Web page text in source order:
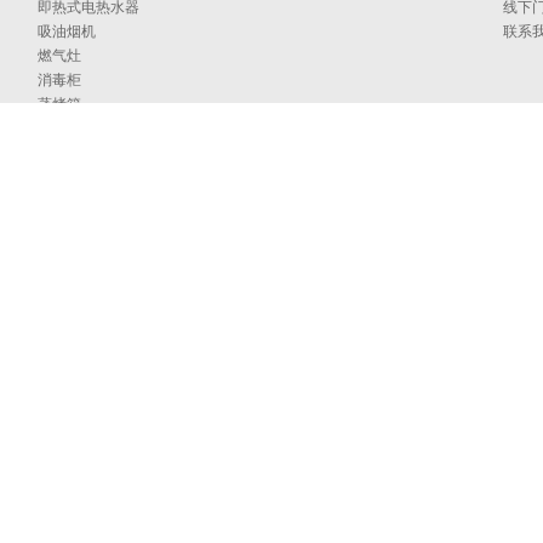
即热式电热水器
吸油烟机
燃气灶
消毒柜
蒸烤箱
线下
联系